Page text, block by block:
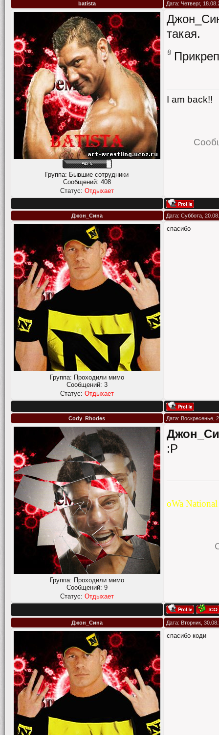
batista Дата: Четверг,
Группа: Бывшие сотрудники
Сообщений: 408
Статус: Отдыхает
такая.
I am back!!
Джон_Сина Дата: Суббота,
Группа: Проходили мимо
Сообщений: 3
Статус: Отдыхает
спасибо
Cody_Rhodes Дата: Воскресенье,
Группа: Проходили мимо
Сообщений: 9
Статус: Отдыхает
:Р
oWa
Джон_Сина Дата: Вторник,
спасибо коди